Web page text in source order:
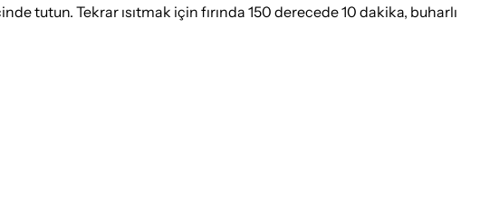
tutun. Tekrar ısıtmak için fırında 150 derecede 10 dakika, buharlı